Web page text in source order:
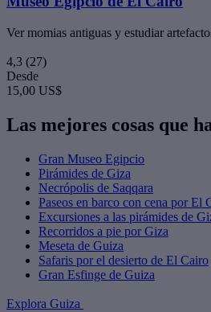
Ver momias antiguas y estudiar
4,3 (27)
Desde
15,00 US$
Las mejores cosas que
Gran Museo Egipcio
Pirámides de Giza
Necrópolis de Saqqara
Paseos en barco con cena por El
Excursiones a las pirámides de
Recorridos a pie por Giza
Meseta de Guiza
Safaris por el desierto de El Cairo
Gran Esfinge de Guiza
Explora Guiza